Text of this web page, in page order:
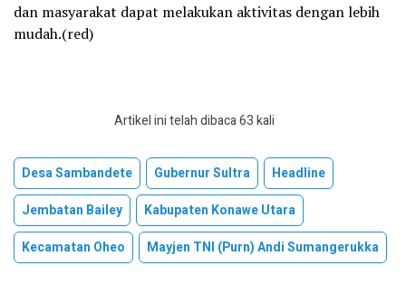
dan masyarakat dapat melakukan aktivitas dengan lebih
mudah.(red)
Artikel ini telah dibaca 63 kali
Desa Sambandete Gubernur Sultra
Headline
Jembatan Bailey
Kabupaten Konawe Utara
Kecamatan Oheo
Mayjen TNI (Purn) Andi Sumangerukka